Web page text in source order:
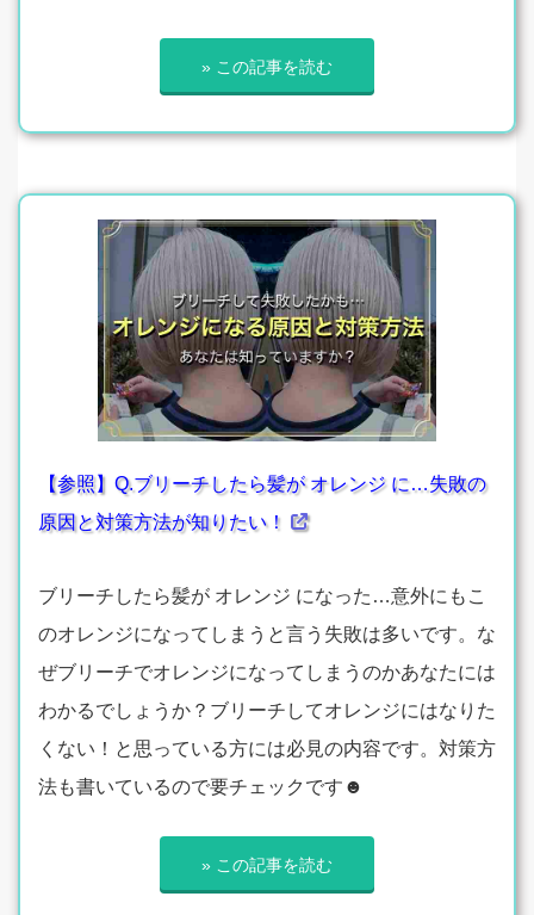
» この記事を読む
【参照】Q.ブリーチしたら髪が オレンジ に…失敗の
原因と対策方法が知りたい！
ブリーチしたら髪が オレンジ になった…意外にもこ
のオレンジになってしまうと言う失敗は多いです。な
ぜブリーチでオレンジになってしまうのかあなたには
わかるでしょうか？ブリーチしてオレンジにはなりた
くない！と思っている方には必見の内容です。対策方
法も書いているので要チェックです☻
» この記事を読む